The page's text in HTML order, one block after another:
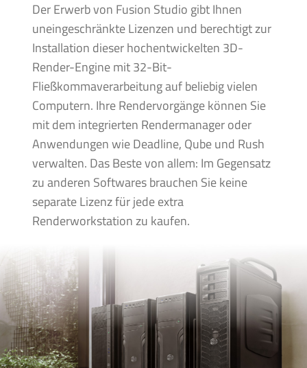
Der Erwerb von Fusion Studio gibt Ihnen
uneingeschränkte Lizenzen und berechtigt zur
Installation dieser hochentwickelten 3D-
Render-Engine mit 32-Bit-
Fließkommaverarbeitung auf beliebig vielen
Computern. Ihre Rendervorgänge können Sie
mit dem integrierten Rendermanager oder
Anwendungen wie Deadline, Qube und Rush
verwalten. Das Beste von allem: Im Gegensatz
zu anderen Softwares brauchen Sie keine
separate Lizenz für jede extra
Renderworkstation zu kaufen.